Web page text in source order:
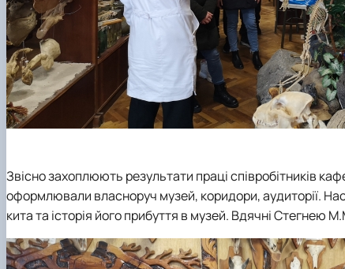
Звісно захоплюють результати праці співробітників
оформлювали власноруч музей, коридори, аудиторії.
кита та історія його прибуття в музей. Вдячні Стегнею